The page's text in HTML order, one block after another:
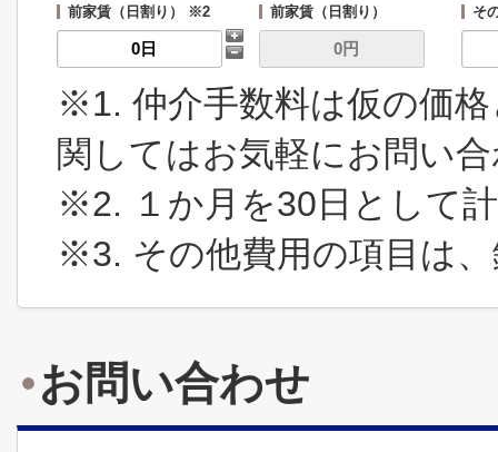
前家賃（日割り） ※2 前家賃（日割り） そ
※1. 仲介手数料は仮の価
関してはお気軽にお問い
※2. １か月を30日として
※3. その他費用の項目は
お問い合わせ